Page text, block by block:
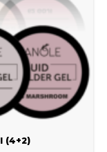
(4+2)